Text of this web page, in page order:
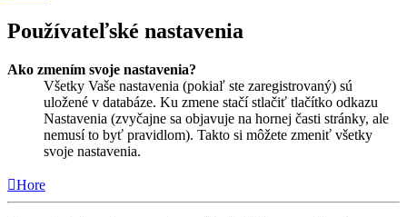
Používateľské nastavenia
Ako zmením svoje nastavenia?
Všetky Vaše nastavenia (pokiaľ ste zaregistrovaný) sú
uložené v databáze. Ku zmene stačí stlačiť tlačítko odkazu
Nastavenia (zvyčajne sa objavuje na hornej časti stránky, ale
nemusí to byť pravidlom). Takto si môžete zmeniť všetky
svoje nastavenia.
Hore